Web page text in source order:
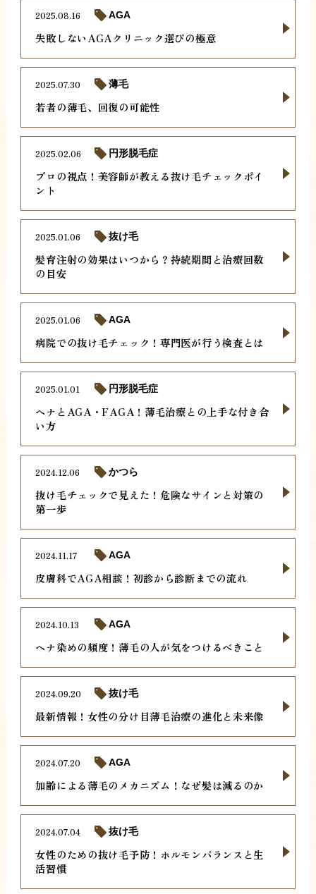
失敗しないAGAクリニック選びの極意
2025.08.16 AGA
若者の薄毛、回復の可能性
2025.07.30 薄毛
プロの視点！美容師が教える抜け毛チェックポイ
ント
2025.02.06 円形脱毛症
髪育注射の効果はいつから？持続期間と治療回数
の目安
2025.01.06 抜け毛
病院での抜け毛チェック！専門医が行う検査とは
2025.01.06 AGA
ヘナとAGA・FAGA！薄毛治療との上手な付き合
い方
2025.01.01 円形脱毛症
抜け毛チェックで見えた！危険なサインと対策の
第一歩
2024.12.06 かつら
皮膚科でAGA相談！初診から診断までの流れ
2024.11.17 AGA
ヘナ染めの頻度！薄毛の人が気をつけるべきこと
2024.10.13 AGA
最新情報！女性の分け目薄毛治療の進化と未来像
2024.09.20 抜け毛
加齢による薄毛のメカニズム！なぜ髪は減るのか
2024.07.20 AGA
女性のための抜け毛予防！ホルモンバランスと生
活習慣
2024.07.04 抜け毛